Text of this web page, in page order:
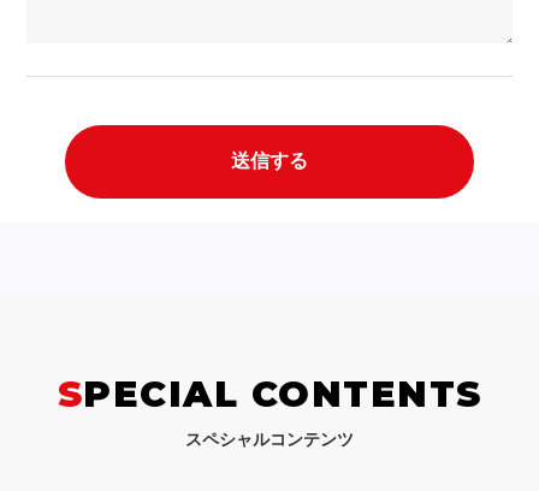
SPECIAL CONTENTS
スペシャルコンテンツ